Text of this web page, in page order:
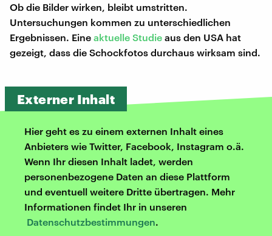
Ob die Bilder wirken, bleibt umstritten.
Untersuchungen kommen zu unterschiedlichen
Ergebnissen. Eine aktuelle Studie aus den USA hat
gezeigt, dass die Schockfotos durchaus wirksam sind.
Externer Inhalt
Hier geht es zu einem externen Inhalt eines
Anbieters wie Twitter, Facebook, Instagram o.ä.
Wenn Ihr diesen Inhalt ladet, werden
personenbezogene Daten an diese Plattform
und eventuell weitere Dritte übertragen. Mehr
Informationen findet Ihr in unseren
Datenschutzbestimmungen.